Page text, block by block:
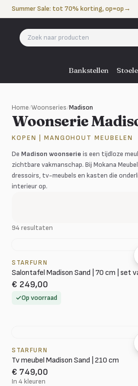
Naar de inhoud
Summer Sale: tot 70% korting, op=op→
Bankstellen
Home/Woonseries/Madison
Woonserie
KOPEN | MANGOHOUT MEUBELEN
De Madison woonserie is een tijdloze
zichtbare vakmanschap. Bij Mokana
dressoirs, tv-meubels en kasten die
interieur op.
94 resultaten
STARFURN
Salontafel Madison Sand | 70 cm | set
€ 249,00
Op voorraad
STARFURN
Tv meubel Madison Sand | 210 cm
€ 749,00
In 4 kleuren